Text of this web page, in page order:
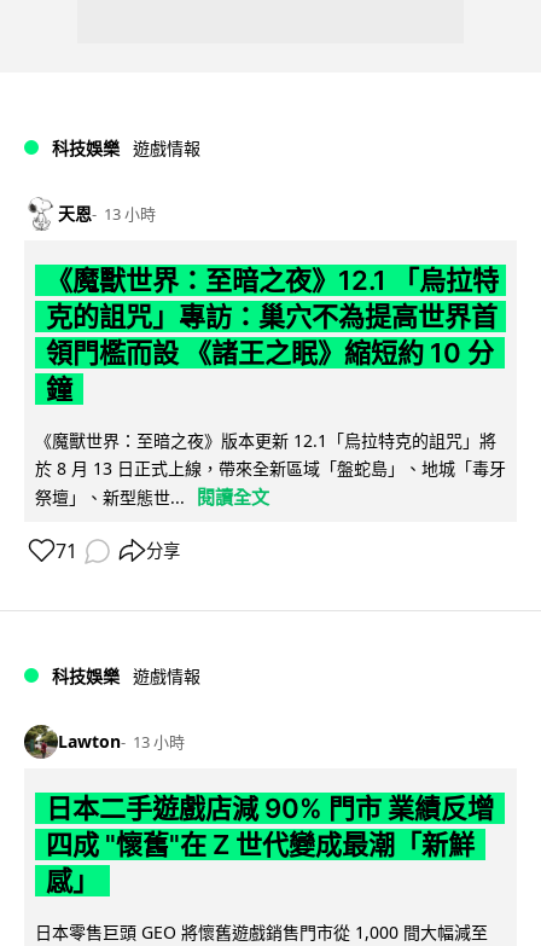
科技娛樂 遊戲情報
天恩 13 小時
《魔獸世界：至暗之夜》12.1 「烏拉特
克的詛咒」專訪：巢穴不為提高世界首
領門檻而設 《諸王之眠》縮短約 10 分
鐘
《魔獸世界：至暗之夜》版本更新 12.1「烏拉特克的詛咒」將
於 8 月 13 日正式上線，帶來全新區域「盤蛇島」、地城「毒牙
祭壇」、新型態世...
閱讀全文
71 分享
科技娛樂 遊戲情報
Lawton 13 小時
日本二手遊戲店減 90% 門市 業績反增
四成 "懷舊"在 Z 世代變成最潮「新鮮
感」
日本零售巨頭 GEO 將懷舊遊戲銷售門市從 1,000 間大幅減至